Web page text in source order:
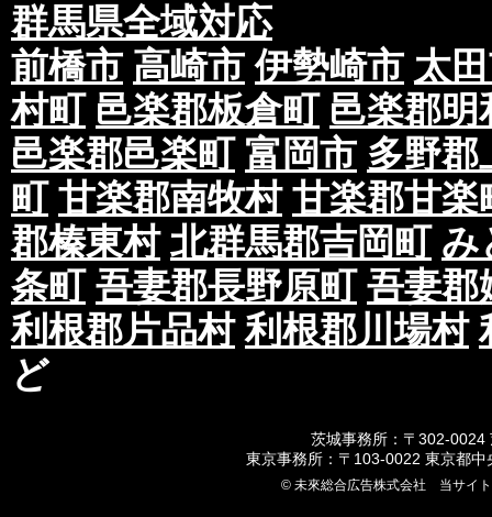
群馬県全域対応
前橋市 高崎市 伊勢崎市 太
村町 邑楽郡板倉町 邑楽郡明
邑楽郡邑楽町 富岡市 多野郡
町 甘楽郡南牧村 甘楽郡甘楽
郡榛東村 北群馬郡吉岡町 み
条町 吾妻郡長野原町 吾妻郡
利根郡片品村 利根郡川場村
ど
茨城事務所：〒302-0024
東京事務所：〒103-0022 東京都
© 未來総合広告株式会社 当サイ